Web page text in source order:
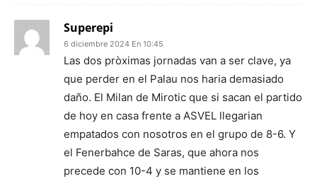
Superepi
6 diciembre 2024 En 10:45
Las dos pròximas jornadas van a ser clave, ya
que perder en el Palau nos haria demasiado
daño. El Milan de Mirotic que si sacan el partido
de hoy en casa frente a ASVEL llegarian
empatados con nosotros en el grupo de 8-6. Y
el Fenerbahce de Saras, que ahora nos
precede con 10-4 y se mantiene en los